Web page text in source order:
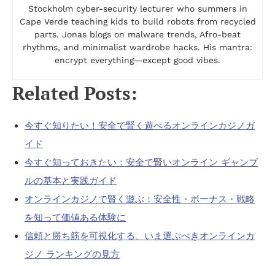
Stockholm cyber-security lecturer who summers in
Cape Verde teaching kids to build robots from recycled
parts. Jonas blogs on malware trends, Afro-beat
rhythms, and minimalist wardrobe hacks. His mantra:
encrypt everything—except good vibes.
Related Posts:
今すぐ知りたい！安全で賢く遊べるオンラインカジノガ
イド
今すぐ知っておきたい：安全で賢いオンライン ギャンブ
ルの基本と実践ガイド
オンラインカジノで賢く遊ぶ：安全性・ボーナス・戦略
を知って価値ある体験に
信頼と勝ち筋を可視化する、いま選ぶべきオンラインカ
ジノ ランキングの見方